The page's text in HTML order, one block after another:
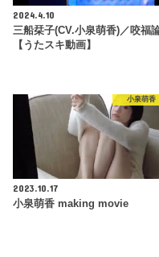
2024.4.10
三船栞子(CV.小泉萌香)／咬福
【うたスキ動画】
小泉萌香
2023.10.17
小泉萌香 making movie